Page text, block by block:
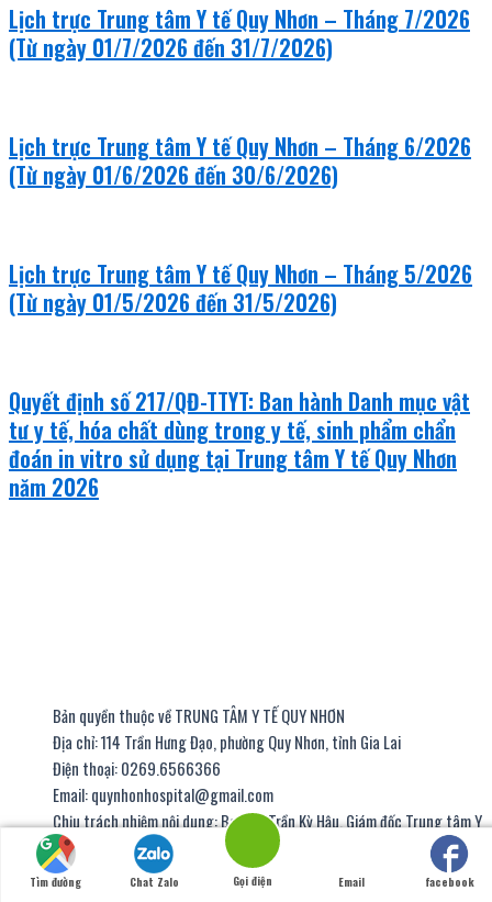
Lịch trực Trung tâm Y tế Quy Nhơn – Tháng 7/2026
(Từ ngày 01/7/2026 đến 31/7/2026)
Lịch trực Trung tâm Y tế Quy Nhơn – Tháng 6/2026
(Từ ngày 01/6/2026 đến 30/6/2026)
Lịch trực Trung tâm Y tế Quy Nhơn – Tháng 5/2026
(Từ ngày 01/5/2026 đến 31/5/2026)
Quyết định số 217/QĐ-TTYT: Ban hành Danh mục vật
tư y tế, hóa chất dùng trong y tế, sinh phẩm chẩn
đoán in vitro sử dụng tại Trung tâm Y tế Quy Nhơn
năm 2026
Tìm đường Chat Zalo Gọi điện Email facebook
Bản quyền thuộc về TRUNG TÂM Y TẾ QUY NHƠN
Địa chỉ: 114 Trần Hưng Đạo, phường Quy Nhơn, tỉnh Gia Lai
Điện thoại: 0269.6566366
Email: quynhonhospital@gmail.com
Chịu trách nhiệm nội dung: BsCKII. Trần Kỳ Hậu, Giám đốc Trung tâm Y
tế
thiết kế website
chữ ký số viettel